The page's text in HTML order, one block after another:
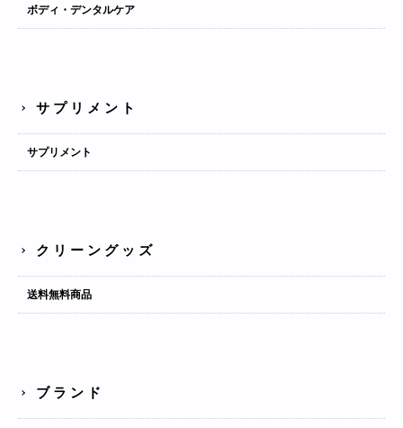
ボディ・デンタルケア
サプリメント
サプリメント
クリーングッズ
送料無料商品
ブランド